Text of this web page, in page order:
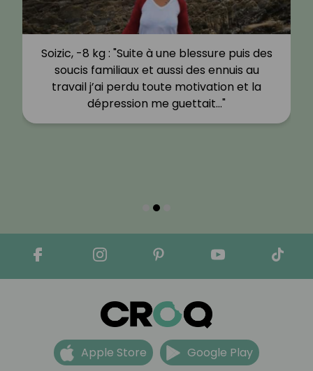
Soizic, -8 kg : "Suite à une blessure puis des
soucis familiaux et aussi des ennuis au
travail j’ai perdu toute motivation et la
dépression me guettait…"
Apple Store Google Play